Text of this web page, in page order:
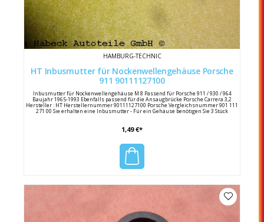
HAMBURG-TECHNIC
HT Inbusmutter für Nockenwellengehäuse Porsche
911 90111127100
Inbusmutter für Nockenwellengehäuse M 8 Passend für Porsche 911 / 930 / 964
Baujahr 1965-1993 Ebenfalls passend für die Ansaugbrücke Porsche Carrera 3,2
Hersteller : HT Herstellernummer 90111127100 Porsche Vergleichsnummer 901 111
271 00 Sie erhalten eine Inbusmutter - Für ein Gehäuse benötigen Sie 3 Stück
1,49 €*